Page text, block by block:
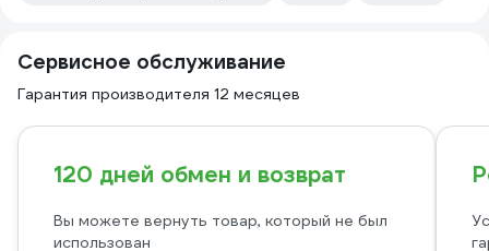
Сервисное обслуживание
Гарантия производителя 12 месяцев
120 дней обмен и возврат
Вы можете вернуть товар, который не был
использован